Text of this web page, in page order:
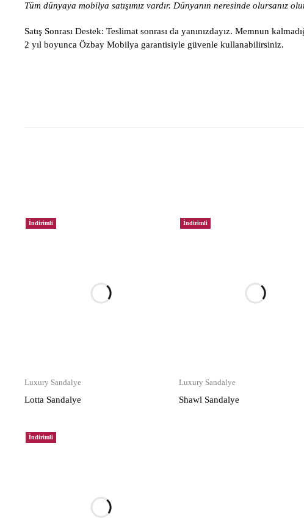
Tüm dünyaya mobilya satışımız vardır. Dünyanın neresinde olursanız
Satış Sonrası Destek: Teslimat sonrası da yanınızdayız. Memnun
2 yıl boyunca Özbay Mobilya garantisiyle güvenle kullanabilirsiniz.
İndirimli
Luxury Sandalye
Lotta Sandalye
İndirimli
Luxury Sandalye
Shawl Sandalye
İndirimli